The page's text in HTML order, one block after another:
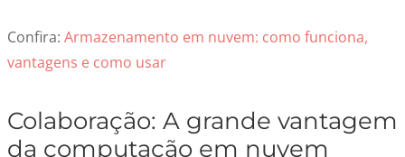
Confira: Armazenamento em nuvem: como funciona,
vantagens e como usar
Colaboração: A grande vantagem
da computação em nuvem